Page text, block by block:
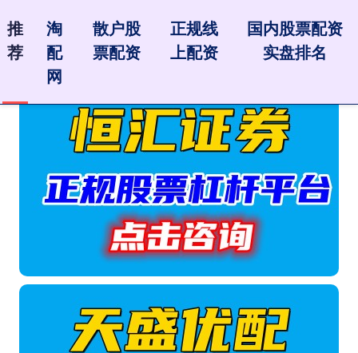
推
荐
淘
配
网
散户股
票配资
正规线
上配资
国内股票配资
实盘排名